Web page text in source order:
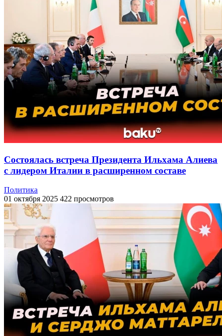
Состоялась встреча Президента Ильхама Алиева
с лидером Италии в расширенном составе
Политика
01 октября 2025 422 просмотров